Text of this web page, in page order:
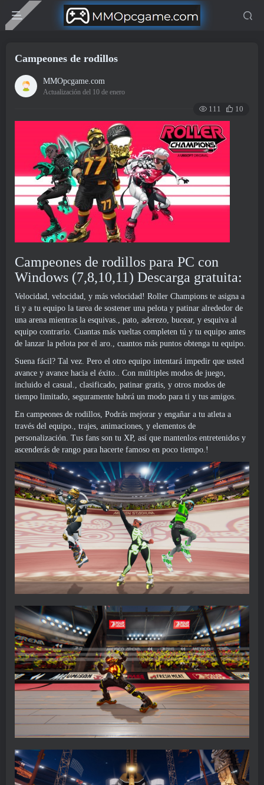
Campeones de rodillos
MMOpcgame.com
Actualización del 10 de enero
111 10
Campeones de rodillos para PC con
Windows (7,8,10,11) Descarga gratuita:
Velocidad, velocidad, y más velocidad! Roller Champions te asigna a
ti y a tu equipo la tarea de sostener una pelota y patinar alrededor de
una arena mientras la esquivas., pato, aderezo, bucear, y esquiva al
equipo contrario. Cuantas más vueltas completen tú y tu equipo antes
de lanzar la pelota por el aro., cuantos más puntos obtenga tu equipo.
Suena fácil? Tal vez. Pero el otro equipo intentará impedir que usted
avance y avance hacia el éxito.. Con múltiples modos de juego,
incluido el casual., clasificado, patinar gratis, y otros modos de
tiempo limitado, seguramente habrá un modo para ti y tus amigos.
En campeones de rodillos, Podrás mejorar y engañar a tu atleta a
través del equipo., trajes, animaciones, y elementos de
personalización. Tus fans son tu XP, así que mantenlos entretenidos y
ascenderás de rango para hacerte famoso en poco tiempo.!